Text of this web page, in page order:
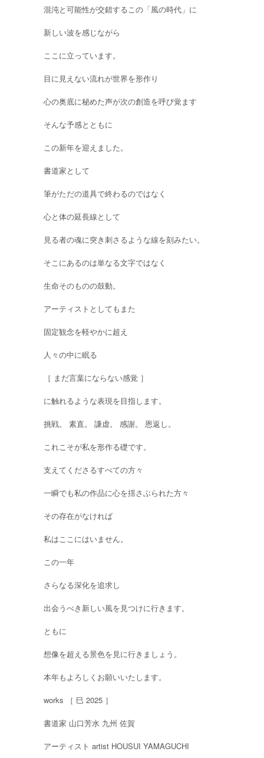
混沌と可能性が交錯するこの「風の時代」に
新しい波を感じながら
ここに立っています。
目に見えない流れが世界を形作り
心の奥底に秘めた声が次の創造を呼び覚ます
そんな予感とともに
この新年を迎えました。
書道家として
筆がただの道具で終わるのではなく
心と体の延長線として
見る者の魂に突き刺さるような線を刻みたい。
そこにあるのは単なる文字ではなく
生命そのものの鼓動。
アーティストとしてもまた
固定観念を軽やかに超え
人々の中に眠る
［ まだ言葉にならない感覚 ］
に触れるような表現を目指します。
挑戦。 素直。 謙虚。 感謝。 恩返し。
これこそが私を形作る礎です。
支えてくださるすべての方々
一瞬でも私の作品に心を揺さぶられた方々
その存在がなければ
私はここにはいません。
この一年
さらなる深化を追求し
出会うべき新しい風を見つけに行きます。
ともに
想像を超える景色を見に行きましょう。
本年もよろしくお願いいたします。
works ［ 巳 2025 ］
書道家 山口芳水 九州 佐賀
アーティスト artist HOUSUI YAMAGUCHI